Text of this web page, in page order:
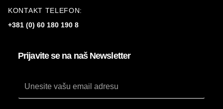
KONTAKT TELEFON:
+381 (0) 60 180 190 8
Prijavite se na naš Newsletter